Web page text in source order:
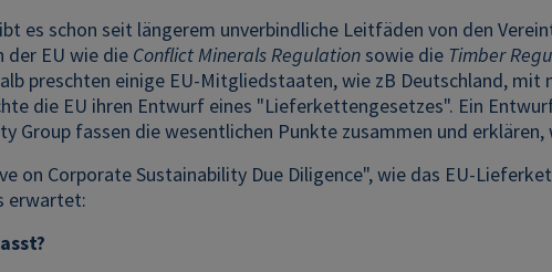
es schon seit längerem unverbindliche Leitfäden von den
der EU wie die Conflict Minerals Regulationsowie die Timber
preschten einige EU-Mitgliedstaaten, wie zB Deutschland,
die EU ihren Entwurf eines "Lieferkettengesetzes". Ein
Group fassen die wesentlichen Punkte zusammen und erklären,
on Corporate Sustainability Due Diligence", wie das EU-
erwartet: